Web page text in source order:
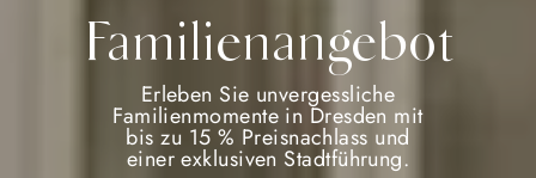
Familienangebot
Erleben Sie unvergessliche
Familienmomente in Dresden mit
bis zu 15 % Preisnachlass und
einer exklusiven Stadtführung.